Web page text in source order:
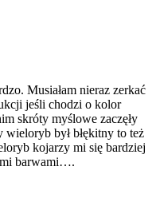
Musiałam nieraz zerkać
jeśli chodzi o kolor
skróty myślowe zaczęły
był błękitny to też
kojarzy mi się bardziej
barwami….